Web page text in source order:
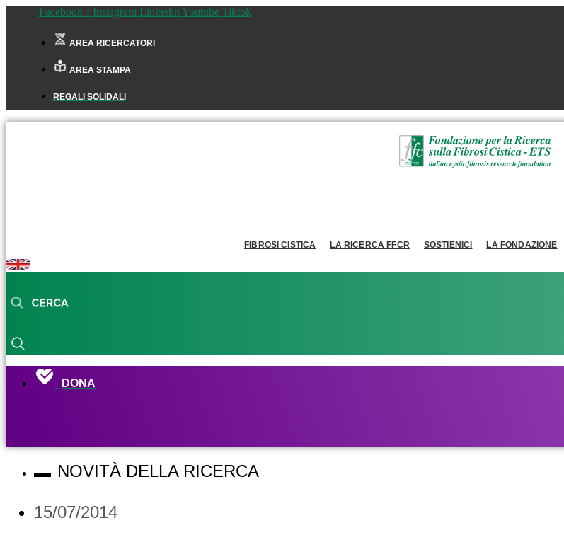
Facebook-f Instagram Linkedin Youtube Tiktok
AREA RICERCATORI
AREA STAMPA
REGALI SOLIDALI
FIBROSI CISTICA LA RICERCA FFCR SOSTIENICI LA FONDAZIONE
DONA
NOVITÀ DELLA RICERCA
15/07/2014